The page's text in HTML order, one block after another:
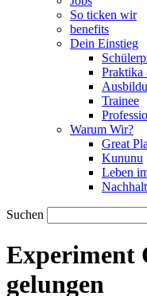
So ticken wir
benefits
Dein Einstieg
Praktika
Trainee
Warum Wir?
Great
Kununu
Leben
Suchen
Experiment
gelungen